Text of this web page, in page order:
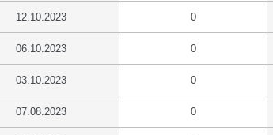
12.10.2023 0
06.10.2023 0
03.10.2023 0
07.08.2023 0